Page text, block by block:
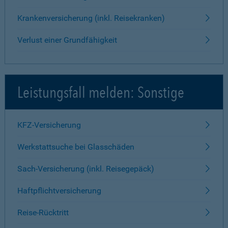
Krankenversicherung (inkl. Reisekranken)
Verlust einer Grundfähigkeit
Leistungsfall melden: Sonstige
KFZ-Versicherung
Werkstattsuche bei Glasschäden
Sach-Versicherung (inkl. Reisegepäck)
Haftpflichtversicherung
Reise-Rücktritt